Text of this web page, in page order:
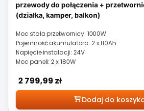
przewody do połączenia +
(działka, kamper, balkon)
Moc stała przetwornicy: 1000W
Pojemność akumulatora: 2 x 110Ah
Napięcie instalacji: 24V
Moc paneli: 2 x 180W
Cena
2 799,99 zł
Dodaj do